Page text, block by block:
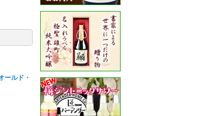
ールド・